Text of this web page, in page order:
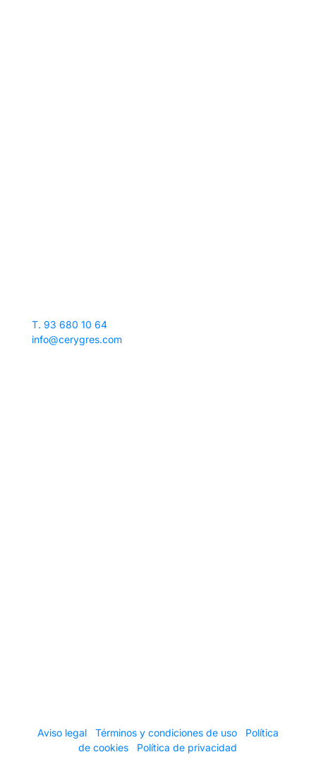
T. 93 680 10 64
info@cerygres.com
Aviso legal· Términos y condiciones de uso· Política
de cookies
Política de privacidad